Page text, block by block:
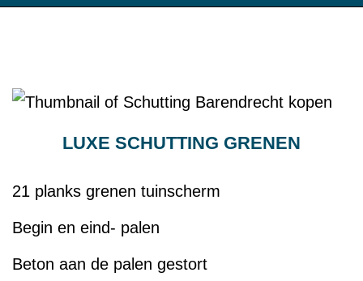
LUXE SCHUTTING GRENEN
21 planks grenen tuinscherm
Begin en eind- palen
Beton aan de palen gestort